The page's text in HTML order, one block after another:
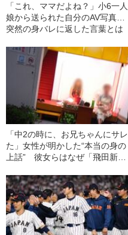
「これ、ママだよね？」小6一人
娘から送られた自分のAV写真…
突然の身バレに返した言葉とは
「中2の時に、お兄ちゃんにサレ
た」女性が明かした“本当の身の
上話” 彼女らはなぜ「飛田新